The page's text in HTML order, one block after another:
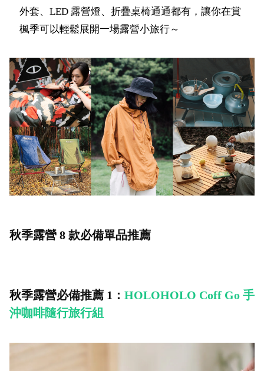
外套、LED 露營燈、折疊桌椅通通都有，讓你在賞
楓季可以輕鬆展開一場露營小旅行～
秋季露營 8 款必備單品推薦
秋季露營必備推薦 1： HOLOHOLO Coff Go 手
沖咖啡隨行旅行組